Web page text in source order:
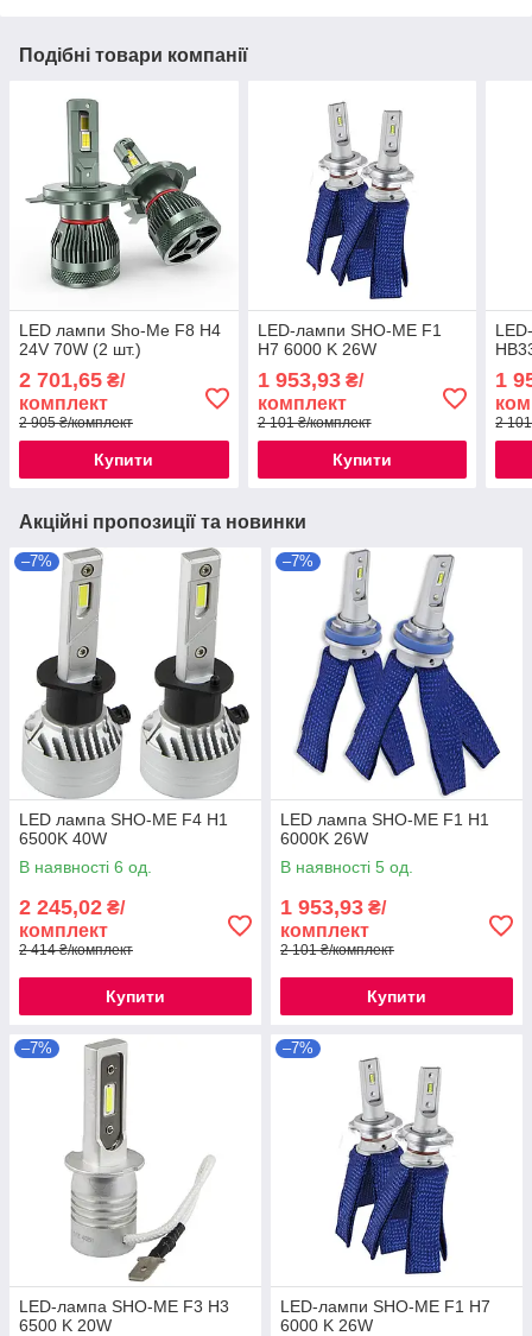
Подібні товари компанії
LED лампи Sho-Me F8 H4
24V 70W (2 шт.)
2 701,65 ₴/
комплект
2 905 ₴/комплект
Купити
LED-лампи SHO-ME F1
H7 6000 K 26W
1 953,93₴/
комплект
2 101 ₴/комплект
Купити
1
2
Акційні пропозиції та новинки
–7%
LED лампа SHO-ME F4 H1
6500K 40W
В наявності 6 од.
2 245,02 ₴/
комплект
2 414 ₴/комплект
Купити
–7%
LED лампа SHO-ME F1 H1
6000K 26W
В наявності 5 од.
1 953,93 ₴/
комплект
2 101 ₴/комплект
Купити
–7%
LED-лампа SHO-ME F3 H3
6500 K 20W
–7%
LED-лампи SHO-ME F1 H7
6000 K 26W